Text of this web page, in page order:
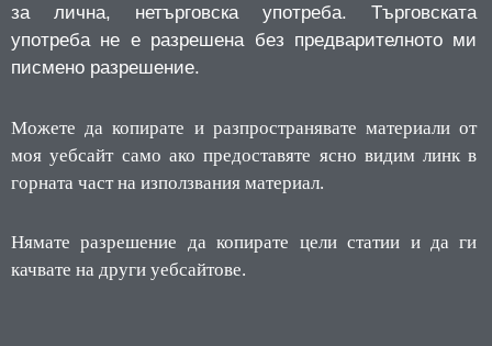
за лична, нетърговска употреба.
Търговската
употреба не е разрешена без предварителното ми
писмено разрешение.
Можете да копирате и разпространявате материали от
моя уебсайт само ако предоставяте ясно видим линк в
горната част на използвания материал.
Нямате разрешение да копирате цели статии и да ги
качвате на други уебсайтове.